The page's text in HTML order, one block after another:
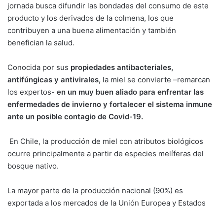
jornada busca difundir las bondades del consumo de este
producto y los derivados de la colmena, los que
contribuyen a una buena alimentación y también
benefician la salud.
Conocida por sus propiedades antibacteriales,
antifúngicas y antivirales, la miel se convierte –remarcan
los expertos- en un muy buen aliado para enfrentar las
enfermedades de invierno y fortalecer el sistema inmune
ante un posible contagio de Covid-19.
En Chile, la producción de miel con atributos biológicos
ocurre principalmente a partir de especies melíferas del
bosque nativo.
La mayor parte de la producción nacional (90%) es
exportada a los mercados de la Unión Europea y Estados